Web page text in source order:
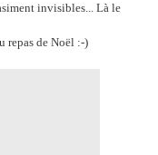
invisibles... Là le
repas de Noël :-)